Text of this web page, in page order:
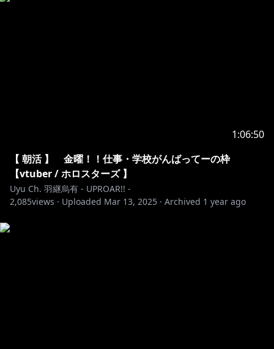
1:06:50
【 朝活 】 金曜！！仕事・学校がんばってーの枠
【vtuber / ホロスターズ 】
Uyu Ch. 羽継烏有 - UPROAR!! -
2,085views · Uploaded Mar 13, 2025 · Archived 1 year ago